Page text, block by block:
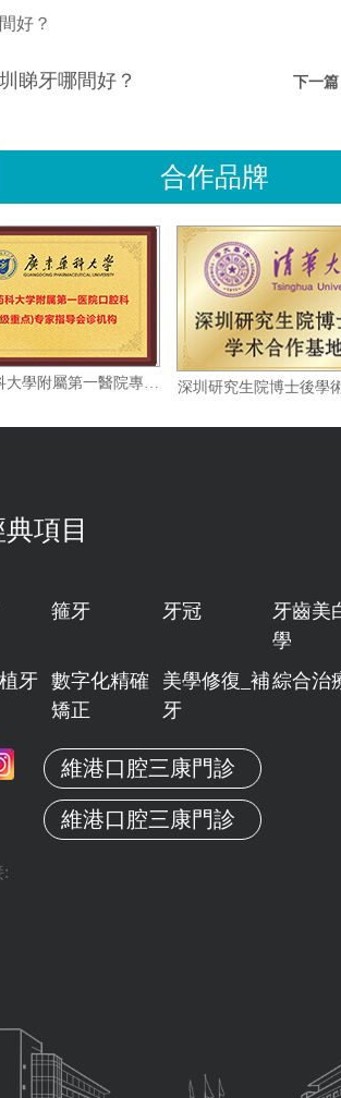
好？
睇牙哪間好？ 下一
合作品牌
廣東藥科大學附屬第一醫院專家指導會診機构
項目
箍牙 牙冠
牙齒美
學
牙 數字化精確
矯正
美學修復_補
牙
綜合治
維港口腔三康門診
維港口腔三康門診
: